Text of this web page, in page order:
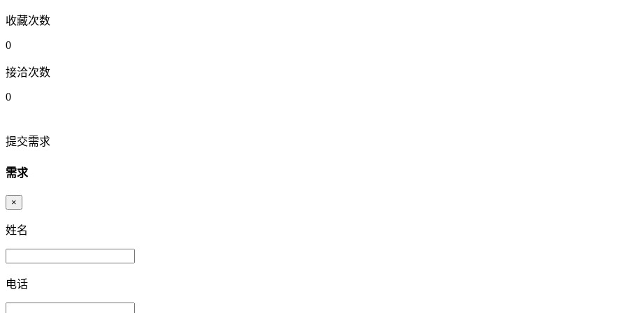
收藏次数
0
接洽次数
0
提交需求
需求
×
姓名
电话